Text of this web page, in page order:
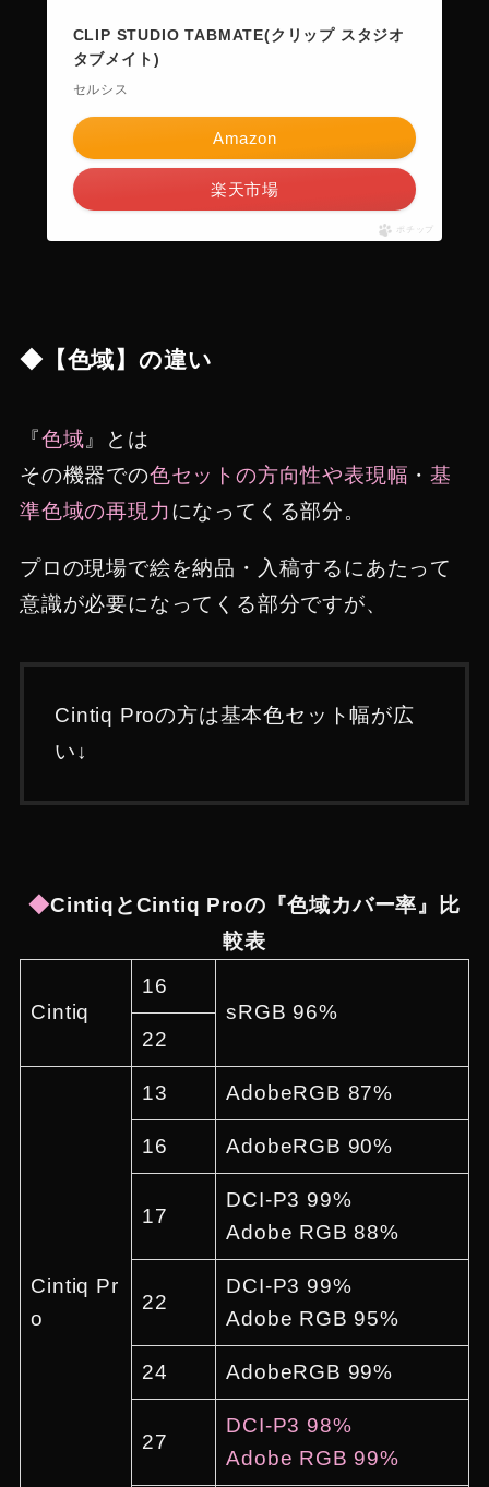
CLIP STUDIO TABMATE(クリップ スタジオ
タブメイト)
セルシス
Amazon
楽天市場
ポチップ
◆【色域】の違い
『色域 』とは
その機器での色セットの方向性や表現幅 ・基
準色域の再現力になってくる部分。
プロの現場で絵を納品・入稿するにあたって
意識が必要になってくる部分ですが、
Cintiq Proの方は基本色セット幅が広
い↓
◆CintiqとCintiq Proの『色域カバー率』比
較表
Cintiq
16
sRGB 96%
22
Cintiq Pr
o
13 AdobeRGB 87%
16 AdobeRGB 90%
17
DCI-P3 99%
Adobe RGB 88%
22
DCI-P3 99%
Adobe RGB 95%
24 AdobeRGB 99%
27
DCI-P3 98%
Adobe RGB 99%